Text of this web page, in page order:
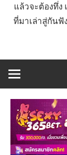
แล้วจะต้องทึ่ง
ที่มาเล่าสู่กันฟั